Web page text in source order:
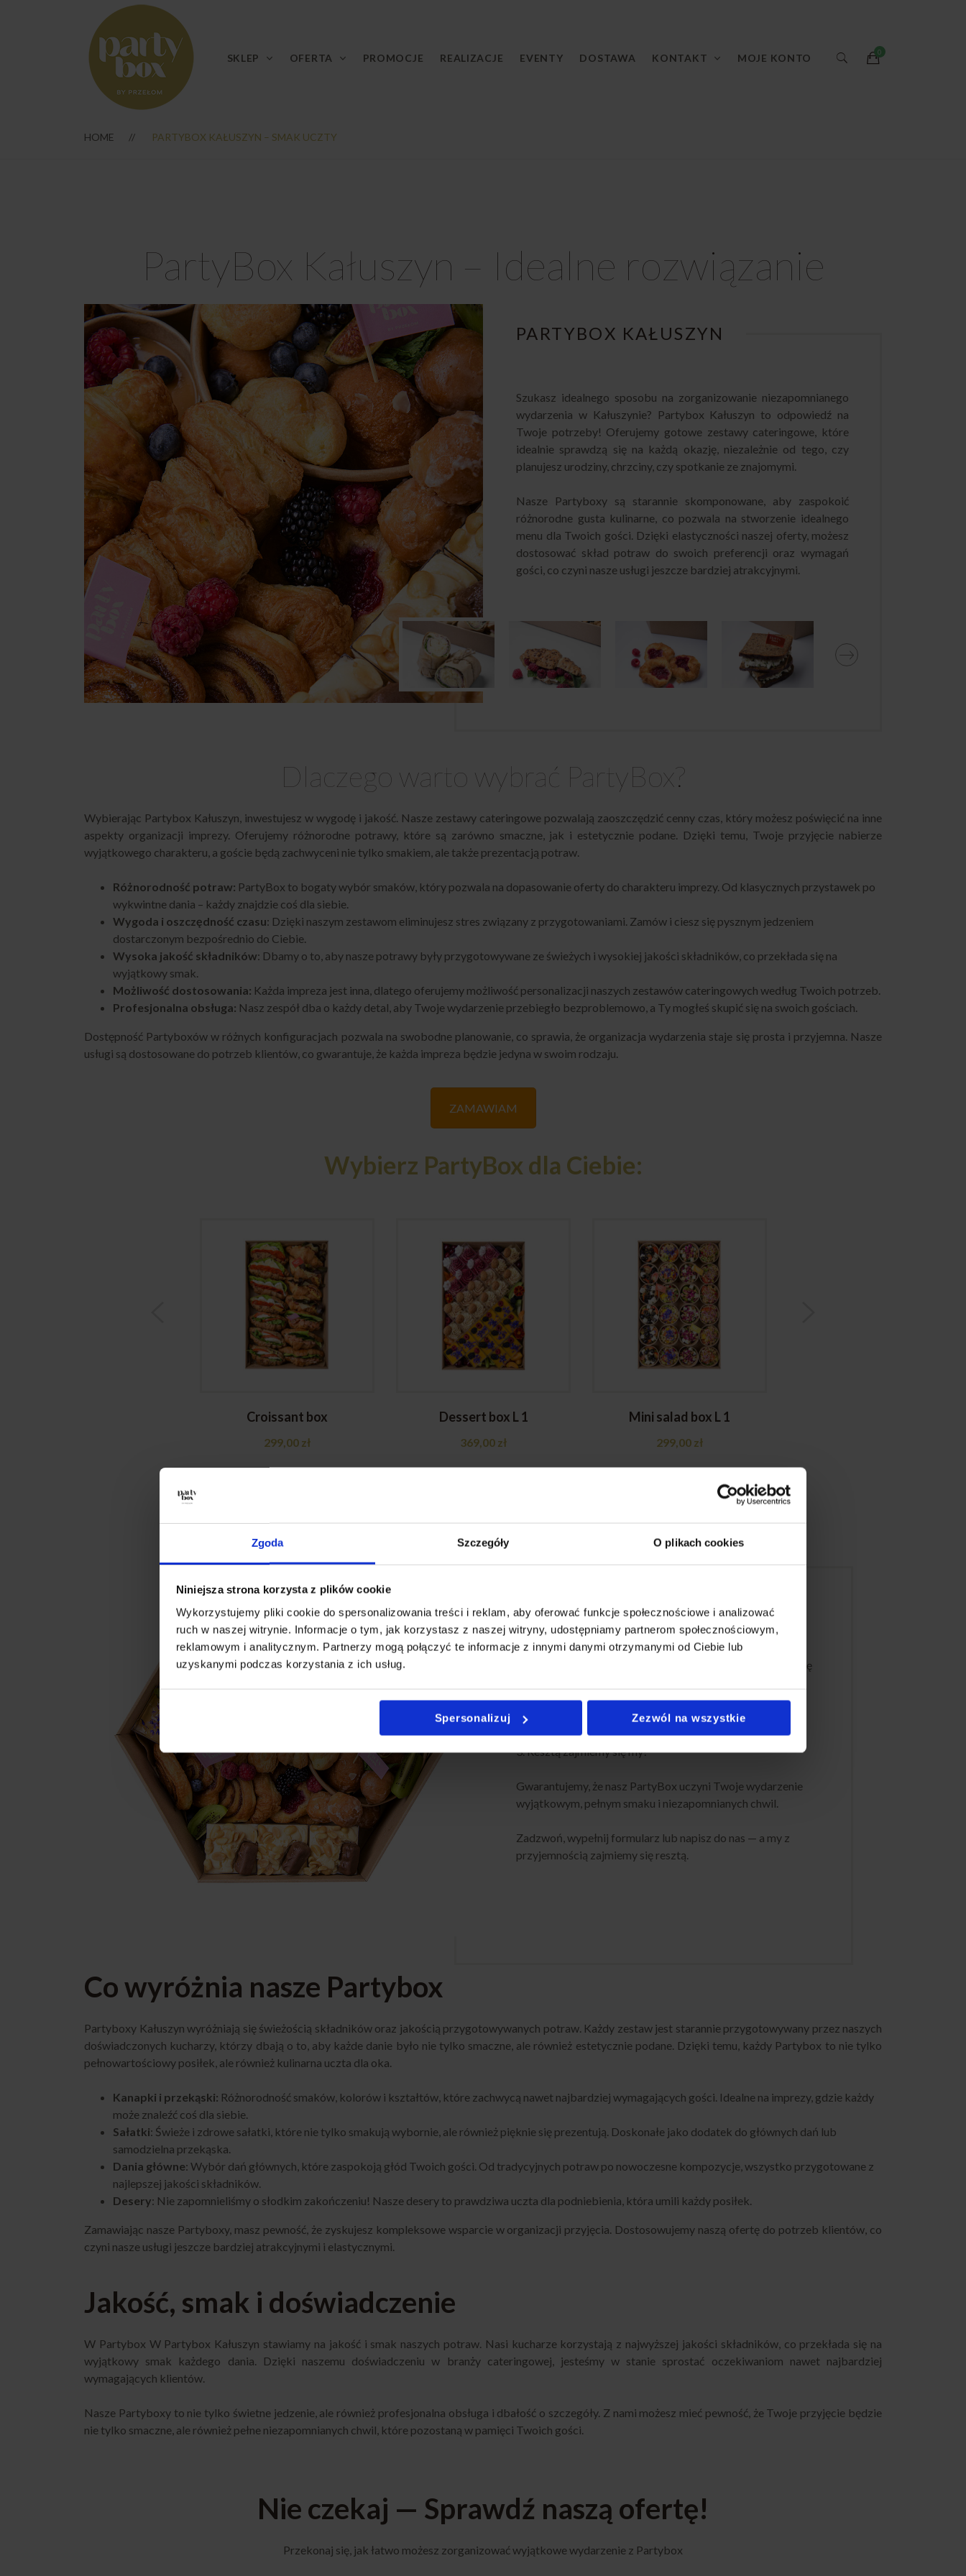
Zgoda Szczegóły O plikach cookies
Niniejsza strona korzysta z plików cookie
Wykorzystujemy pliki cookie do spersonalizowania treści i reklam, aby oferować funkcje społecznościowe i analizować
ruch w naszej witrynie. Informacje o tym, jak korzystasz z naszej witryny, udostępniamy partnerom społecznościowym,
reklamowym i analitycznym. Partnerzy mogą połączyć te informacje z innymi danymi otrzymanymi od Ciebie lub
uzyskanymi podczas korzystania z ich usług.
Spersonalizuj Zezwól na wszystkie
SKLEP OFERTA PROMOCJE REALIZACJE EVENTY DOSTAWA KONTAKT MOJE KONTO
HOME PARTYBOX KAŁUSZYN – SMAK UCZTY
PartyBox Kałuszyn – Idealne rozwiązanie
PARTYBOX KAŁUSZYN
Szukasz idealnego sposobu na zorganizowanie niezapomnianego
wydarzenia w Kałuszynie? Partybox Kałuszyn to odpowiedź na
Twoje potrzeby! Oferujemy gotowe zestawy cateringowe, które
idealnie sprawdzą się na każdą okazję, niezależnie od tego, czy
planujesz urodziny, chrzciny, czy spotkanie ze znajomymi.
Nasze Partyboxy są starannie skomponowane, aby zaspokoić
różnorodne gusta kulinarne, co pozwala na stworzenie idealnego
menu dla Twoich gości. Dzięki elastyczności naszej oferty, możesz
dostosować skład potraw do swoich preferencji oraz wymagań
gości, co czyni nasze usługi jeszcze bardziej atrakcyjnymi.
Dlaczego warto wybrać PartyBox?
Wybierając Partybox Kałuszyn, inwestujesz w wygodę i jakość. Nasze zestawy cateringowe pozwalają zaoszczędzić cenny czas, który możesz poświęcić na inne
aspekty organizacji imprezy. Oferujemy różnorodne potrawy, które są zarówno smaczne, jak i estetycznie podane. Dzięki temu, Twoje przyjęcie nabierze
wyjątkowego charakteru, a goście będą zachwyceni nie tylko smakiem, ale także prezentacją potraw.
Różnorodność potraw: PartyBox to bogaty wybór smaków, który pozwala na dopasowanie oferty do charakteru imprezy. Od klasycznych przystawek po
wykwintne dania – każdy znajdzie coś dla siebie.
Wygoda i oszczędność czasu: Dzięki naszym zestawom eliminujesz stres związany z przygotowaniami. Zamów i ciesz się pysznym jedzeniem
dostarczonym bezpośrednio do Ciebie.
Wysoka jakość składników: Dbamy o to, aby nasze potrawy były przygotowywane ze świeżych i wysokiej jakości składników, co przekłada się na
wyjątkowy smak.
Możliwość dostosowania: Każda impreza jest inna, dlatego oferujemy możliwość personalizacji naszych zestawów cateringowych według Twoich potrzeb.
Profesjonalna obsługa: Nasz zespół dba o każdy detal, aby Twoje wydarzenie przebiegło bezproblemowo, a Ty mogłeś skupić się na swoich gościach.
Dostępność Partyboxów w różnych konfiguracjach pozwala na swobodne planowanie, co sprawia, że organizacja wydarzenia staje się prosta i przyjemna. Nasze
usługi są dostosowane do potrzeb klientów, co gwarantuje, że każda impreza będzie jedyna w swoim rodzaju.
ZAMAWIAM
Wybierz PartyBox dla Ciebie:
Croissant box
299,00 zł
Dessert box L 1
369,00 zł
Mini salad box L 1
299,00 zł
Jak zamówić PartyBox?
3 PROSTE KROKI
Zamówienie naszego PartyBoxa jest niezwykle proste!
1. Wystarczy wejść na naszą stronę i wybrać interesujący Cię
2. Określić ilość oraz termin dostawy
3. Resztą zajmiemy się my!
Gwarantujemy, że nasz PartyBox uczyni Twoje wydarzenie
wyjątkowym, pełnym smaku i niezapomnianych chwil.
Zadzwoń, wypełnij formularz lub napisz do nas — a my z
przyjemnością zajmiemy się resztą.
Co wyróżnia nasze Partybox
Partyboxy Kałuszyn wyróżniają się świeżością składników oraz jakością przygotowywanych potraw. Każdy zestaw jest starannie przygotowywany przez naszych
doświadczonych kucharzy, którzy dbają o to, aby każde danie było nie tylko smaczne, ale również estetycznie podane. Dzięki temu, każdy Partybox to nie tylko
pełnowartościowy posiłek, ale również kulinarna uczta dla oka.
Kanapki i przekąski: Różnorodność smaków, kolorów i kształtów, które zachwycą nawet najbardziej wymagających gości. Idealne na imprezy, gdzie każdy
może znaleźć coś dla siebie.
Sałatki: Świeże i zdrowe sałatki, które nie tylko smakują wybornie, ale również pięknie się prezentują. Doskonałe jako dodatek do głównych dań lub
samodzielna przekąska.
Dania główne: Wybór dań głównych, które zaspokoją głód Twoich gości. Od tradycyjnych potraw po nowoczesne kompozycje, wszystko przygotowane z
najlepszej jakości składników.
Desery: Nie zapomnieliśmy o słodkim zakończeniu! Nasze desery to prawdziwa uczta dla podniebienia, która umili każdy posiłek.
Zamawiając nasze Partyboxy, masz pewność, że zyskujesz kompleksowe wsparcie w organizacji przyjęcia. Dostosowujemy naszą ofertę do potrzeb klientów, co
czyni nasze usługi jeszcze bardziej atrakcyjnymi i elastycznymi.
Jakość, smak i doświadczenie
W Partybox W Partybox Kałuszyn stawiamy na jakość i smak naszych potraw. Nasi kucharze korzystają z najwyższej jakości składników, co przekłada się na
wyjątkowy smak każdego dania. Dzięki naszemu doświadczeniu w branży cateringowej, jesteśmy w stanie sprostać oczekiwaniom nawet najbardziej
wymagających klientów.
Nasze Partyboxy to nie tylko świetne jedzenie, ale również profesjonalna obsługa i dbałość o szczegóły. Z nami możesz mieć pewność, że Twoje przyjęcie będzie
nie tylko smaczne, ale również pełne niezapomnianych chwil, które pozostaną w pamięci Twoich gości.
Nie czekaj — Sprawdź naszą ofertę!
Przekonaj się, jak łatwo możesz zorganizować wyjątkowe wydarzenie z Partybox